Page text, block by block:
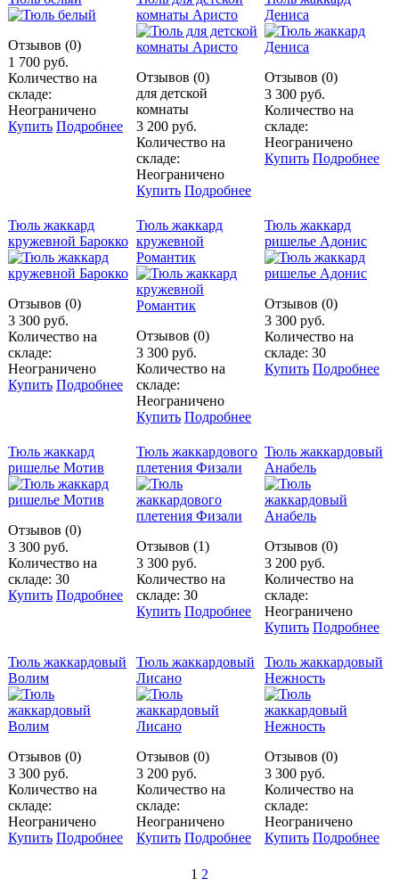
Отзывов (0)
1 700 руб.
Количество на
складе:
Неограничено
Купить Подробнее
комнаты Аристо
Отзывов (0)
для детской
комнаты
3 200 руб.
Количество на
складе:
Неограничено
Купить Подробнее
Дениса
Отзывов (0)
3 300 руб.
Количество на
складе:
Неограничено
Купить Подробнее
Тюль жаккард
кружевной Барокко
Отзывов (0)
3 300 руб.
Количество на
складе:
Неограничено
Купить Подробнее
Тюль жаккард
кружевной
Романтик
Отзывов (0)
3 300 руб.
Количество на
складе:
Неограничено
Купить Подробнее
Тюль жаккард
ришелье Адонис
Отзывов (0)
3 300 руб.
Количество на
складе: 30
Купить Подробнее
Тюль жаккард
ришелье Мотив
Отзывов (0)
3 300 руб.
Количество на
складе: 30
Купить Подробнее
Тюль жаккардового
плетения Физали
Отзывов (1)
3 300 руб.
Количество на
складе: 30
Купить Подробнее
Тюль жаккардовый
Анабель
Отзывов (0)
3 200 руб.
Количество на
складе:
Неограничено
Купить Подробнее
Тюль жаккардовый
Волим
Отзывов (0)
3 300 руб.
Количество на
складе:
Неограничено
Купить Подробнее
Тюль жаккардовый
Лисано
Отзывов (0)
3 200 руб.
Количество на
складе:
Неограничено
Купить Подробнее
Тюль жаккардовый
Нежность
Отзывов (0)
3 300 руб.
Количество на
складе:
Неограничено
Купить Подробнее
1 2